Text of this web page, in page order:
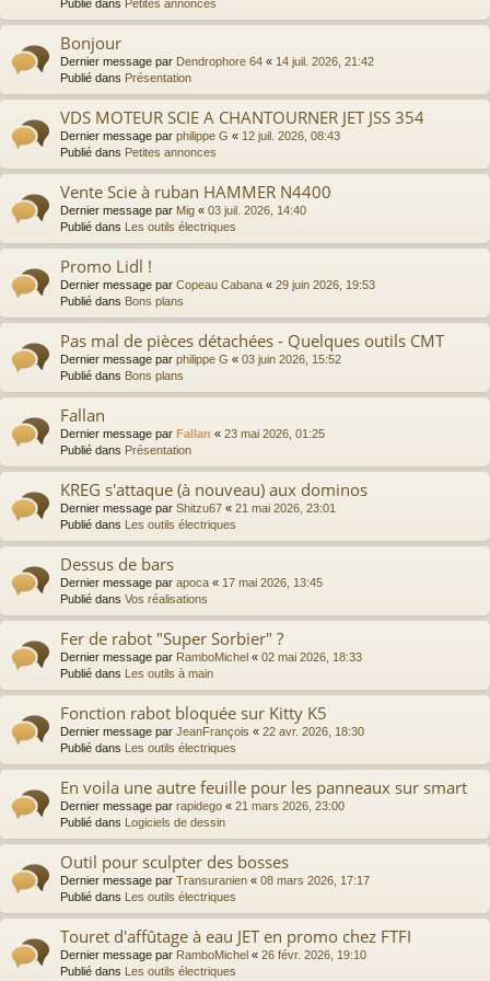
Publié dans Petites annonces
Bonjour
Dernier message par Dendrophore 64 « 14 juil. 2026, 21:42
Publié dans Présentation
VDS MOTEUR SCIE A CHANTOURNER JET JSS 354
Dernier message par philippe G « 12 juil. 2026, 08:43
Publié dans Petites annonces
Vente Scie à ruban HAMMER N4400
Dernier message par Mig « 03 juil. 2026, 14:40
Publié dans Les outils électriques
Promo Lidl !
Dernier message par Copeau Cabana « 29 juin 2026, 19:53
Publié dans Bons plans
Pas mal de pièces détachées - Quelques outils CMT
Dernier message par philippe G « 03 juin 2026, 15:52
Publié dans Bons plans
Fallan
Dernier message par Fallan « 23 mai 2026, 01:25
Publié dans Présentation
KREG s'attaque (à nouveau) aux dominos
Dernier message par Shitzu67 « 21 mai 2026, 23:01
Publié dans Les outils électriques
Dessus de bars
Dernier message par apoca « 17 mai 2026, 13:45
Publié dans Vos réalisations
Fer de rabot "Super Sorbier" ?
Dernier message par RamboMichel « 02 mai 2026, 18:33
Publié dans Les outils à main
Fonction rabot bloquée sur Kitty K5
Dernier message par JeanFrançois « 22 avr. 2026, 18:30
Publié dans Les outils électriques
En voila une autre feuille pour les panneaux sur smart
Dernier message par rapidego « 21 mars 2026, 23:00
Publié dans Logiciels de dessin
Outil pour sculpter des bosses
Dernier message par Transuranien « 08 mars 2026, 17:17
Publié dans Les outils électriques
Touret d'affûtage à eau JET en promo chez FTFI
Dernier message par RamboMichel « 26 févr. 2026, 19:10
Publié dans Les outils électriques